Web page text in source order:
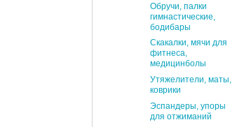
Обручи, палки
гимнастические,
бодибары
Скакалки, мячи для
фитнеса,
медицинболы
Утяжелители, маты,
коврики
Эспандеры, упоры
для отжиманий